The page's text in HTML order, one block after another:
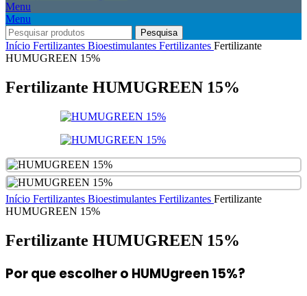
Menu
Menu
Pesquisa
Início Fertilizantes Bioestimulantes Fertilizantes Fertilizante
HUMUGREEN 15%
Fertilizante HUMUGREEN 15%
Início Fertilizantes Bioestimulantes Fertilizantes Fertilizante
HUMUGREEN 15%
Fertilizante HUMUGREEN 15%
Por que escolher o HUMUgreen 15%?